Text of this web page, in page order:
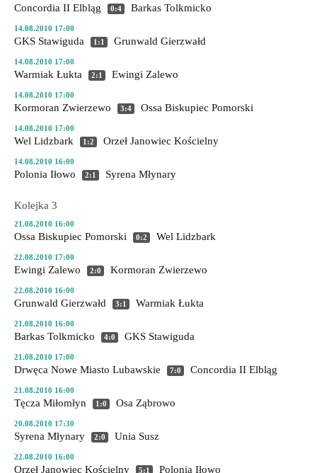
Concordia II Elbląg 0:4 Barkas Tolkmicko
14.08.2010 17:00
GKS Stawiguda 1:1 Grunwald Gierzwałd
14.08.2010 17:00
Warmiak Łukta 2:1 Ewingi Zalewo
14.08.2010 17:00
Kormoran Zwierzewo 3:4 Ossa Biskupiec Pomorski
14.08.2010 17:00
Wel Lidzbark 1:2 Orzeł Janowiec Kościelny
14.08.2010 16:00
Polonia Iłowo 2:1 Syrena Młynary
Kolejka 3
21.08.2010 16:00
Ossa Biskupiec Pomorski 0:2 Wel Lidzbark
22.08.2010 17:00
Ewingi Zalewo 2:0 Kormoran Zwierzewo
22.08.2010 16:00
Grunwald Gierzwałd 3:1 Warmiak Łukta
21.08.2010 16:00
Barkas Tolkmicko 4:0 GKS Stawiguda
21.08.2010 17:00
Drwęca Nowe Miasto Lubawskie 7:0 Concordia II Elbląg
21.08.2010 16:00
Tęcza Miłomłyn 1:0 Osa Ząbrowo
20.08.2010 17:30
Syrena Młynary 2:0 Unia Susz
22.08.2010 16:00
Orzeł Janowiec Kościelny 5:1 Polonia Iłowo